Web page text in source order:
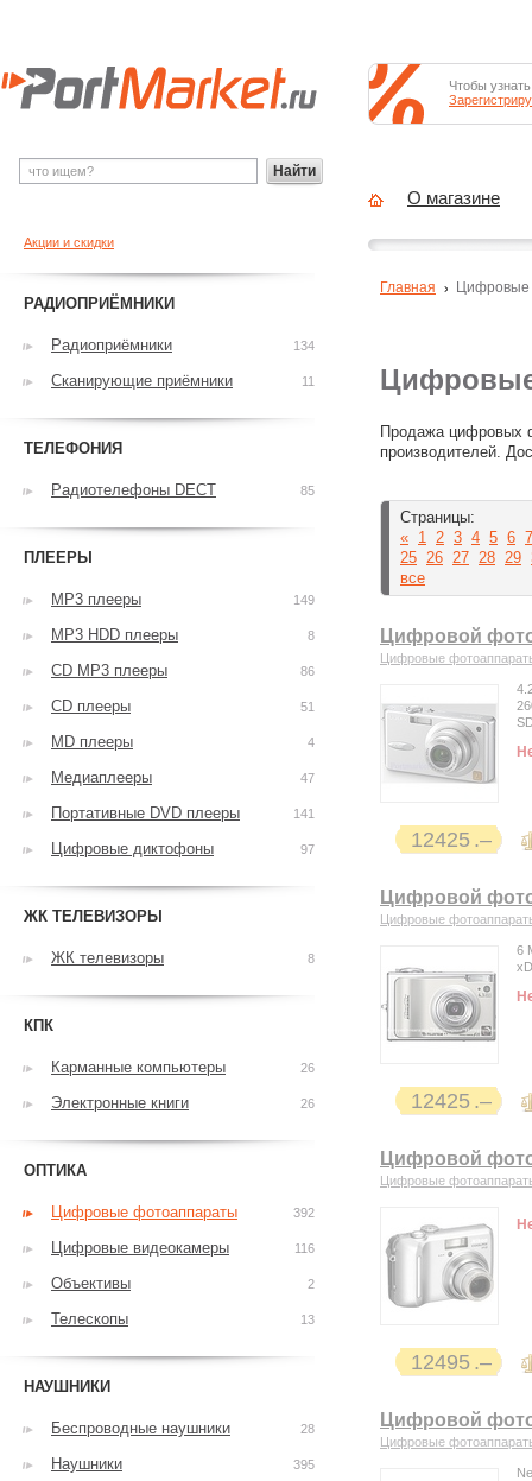
Продажа цифровых
производителей.
Страницы:
« 1 2 3 4 5 6 7
25 26 27 28 29
все
Цифровой
Цифровые
12425
Цифровой
Цифровые
6
xD
12425
Цифровой
Цифровые
12495
Цифровой
Цифровые
Главная Цифровые
Акции и скидки
РАДИОПРИЁМНИКИ
Радиоприёмники 134
Сканирующие приёмники 11
ТЕЛЕФОНИЯ
Радиотелефоны DECT 85
ПЛЕЕРЫ
MP3 плееры 149
MP3 HDD плееры 8
CD MP3 плееры 86
CD плееры 51
MD плееры 4
Медиаплееры 47
Портативные DVD плееры 141
Цифровые диктофоны 97
ЖК ТЕЛЕВИЗОРЫ
ЖК телевизоры 8
КПК
Карманные компьютеры 26
Электронные книги 26
ОПТИКА
Цифровые фотоаппараты 392
Цифровые видеокамеры 116
Объективы 2
Телескопы 13
НАУШНИКИ
Беспроводные наушники 28
Наушники 395
Найти
Чтобы
О магазине